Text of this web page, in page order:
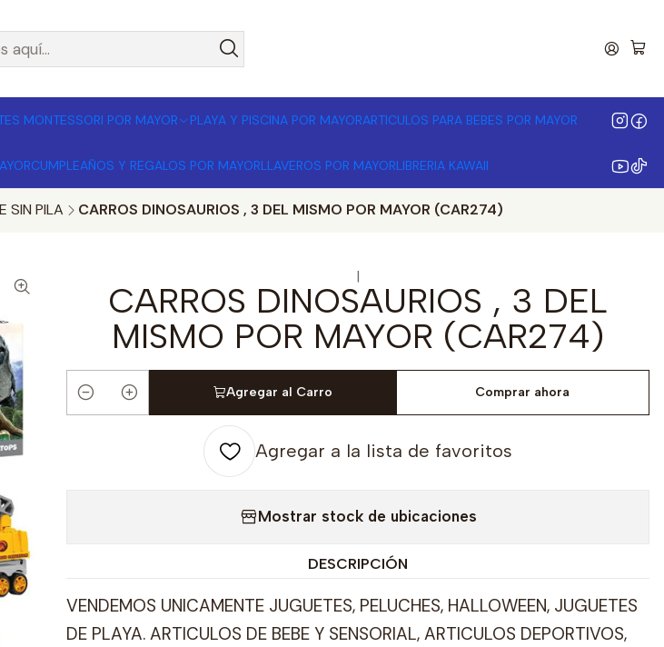
MONTESSORI POR MAYOR PLAYA Y PISCINA POR MAYORARTICULOS PARA BEBES POR MAYOR
CUMPLEAÑOS Y REGALOS POR MAYORLLAVEROS POR MAYORLIBRERIA KAWAII
SIN PILA CARROS DINOSAURIOS , 3 DEL MISMO POR MAYOR (CAR274)
|
CARROS DINOSAURIOS , 3 DEL
MISMO POR MAYOR (CAR274)
Cantidad
Agregar al Carro Comprar ahora
Agregar a la lista de favoritos
Mostrar stock de ubicaciones
DESCRIPCIÓN
VENDEMOS UNICAMENTE JUGUETES, PELUCHES, HALLOWEEN, JUGUETES
DE PLAYA. ARTICULOS DE BEBE Y SENSORIAL, ARTICULOS DEPORTIVOS,